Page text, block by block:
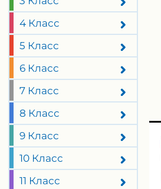
4 Класс
5 Класс
6 Класс
7 Класс
8 Класс
9 Класс
10 Класс
11 Класс